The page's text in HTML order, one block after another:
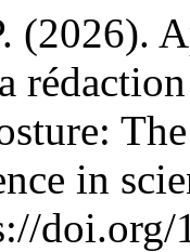
(2026).
in